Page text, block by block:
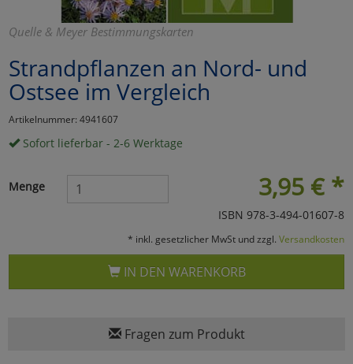
Quelle & Meyer Bestimmungskarten
Strandpflanzen an Nord- und
Ostsee im Vergleich
Artikelnummer: 4941607
Sofort lieferbar - 2-6 Werktage
3,95 € *
Menge
ISBN 978-3-494-01607-8
* inkl. gesetzlicher MwSt und zzgl. Versandkosten
IN DEN WARENKORB
Fragen zum Produkt
Marketing
Umfragetools
zurück
zu Haupptseite